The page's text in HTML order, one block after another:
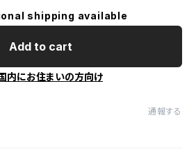
shipping available
Add to cart
内にお住まいの方向け
通報する